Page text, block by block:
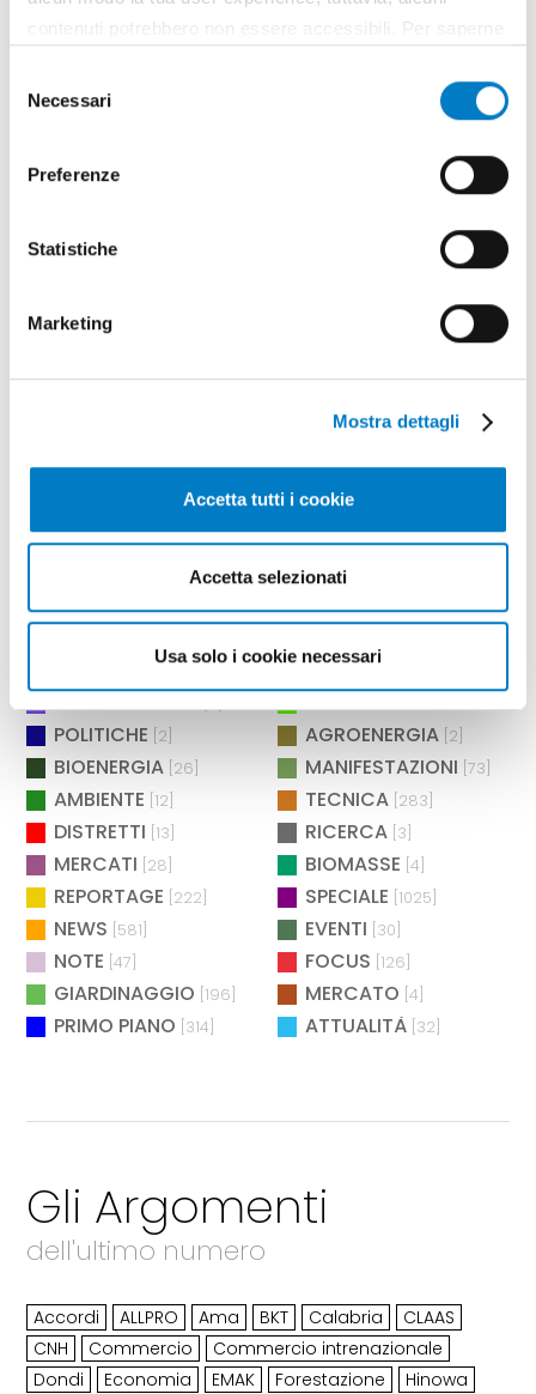
contenuti potrebbero non essere accessibili. Per saperne
all’utilizzo di tutti, o solamente di alcuni di essi, ti
delNecessari
Preferenze
Statistiche
Marketing
Mostra dettagli
Accetta tutti i cookie
Accetta selezionati
Usa solo i cookie necessari
Rubriche
FORMAZIONE
MEMORIAL [1] EDITORIALE [1]
EIMA CAMPUS [5]
DOSSIER ANTEPRIMA
SCENARIO
BIOECONOMIA [27] TRENDS [1]
[1] NUOVI ASSSOCIATI
TEMI [23]
SPECIALE COMPONENTISTICA
SICUREZZA [2]
MANUTENZIONE [2] ASPETTANDO L'EIMA [4]
POLITICHE [2] AGROENERGIA [2]
BIOENERGIA [26] MANIFESTAZIONI [73]
AMBIENTE [12] TECNICA [283]
DISTRETTI [13] RICERCA [3]
MERCATI [28] BIOMASSE [4]
REPORTAGE [222] SPECIALE [1025]
NEWS [581] EVENTI [30]
NOTE [47] FOCUS [126]
GIARDINAGGIO [196] MERCATO [4]
PRIMO PIANO [314] ATTUALITÀ [32]
Gli Argomenti
dell'ultimo numero
Accordi ALLPRO Ama BKT Calabria
CLAAS
CNH
Commercio
Commercio intrenazionale
Dondi
Economia EMAK Forestazione
Hinowa